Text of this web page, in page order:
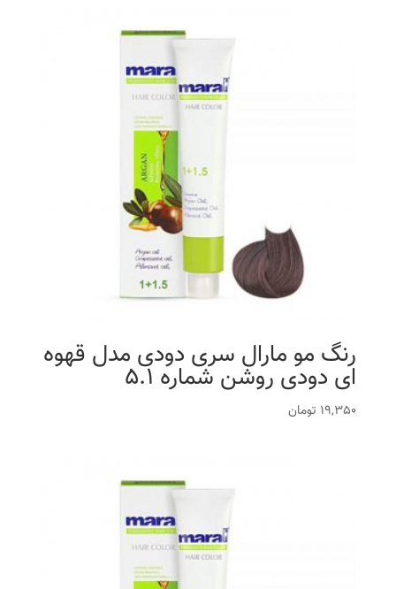
رنگ مو مارال سری دودی مدل قهوه
ای دودی روشن شماره 5.1
19,350 تومان